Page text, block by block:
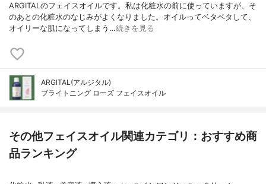
ARGITALのフェイスオイルです。私は化粧水の前に使っていますが、そ
のあとの化粧水のなじみがよくなりました。オイルってベタベタして、
オイリーな肌になってしまう…続きを見る
ARGITAL(アルジタル)
ブライトニング ローズ フェイスオイル
その他フェイスオイル関連カテゴリ：おすすめ商
品ランキング